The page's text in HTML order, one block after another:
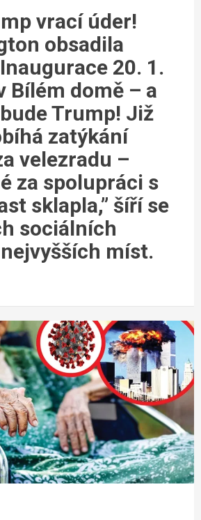
vrací úder!
obsadila
20. 1.
Bílém domě – a
Trump! Již
zatýkání
velezradu –
za spolupráci s
sklapla,” šíří se
sociálních
míst.